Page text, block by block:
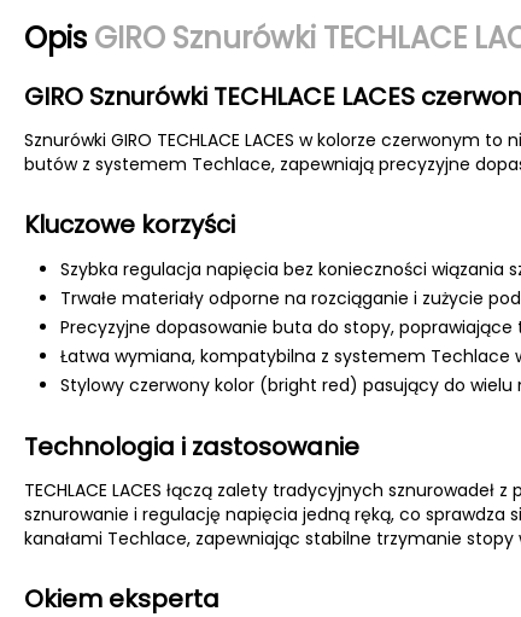
Opis GIRO Sznurówki TECHLACE
GIRO Sznurówki TECHLACE LACES
Sznurówki GIRO TECHLACE LACES w kolorze czerwonym
butów z systemem Techlace, zapewniają precyzyjne
Kluczowe korzyści
Szybka regulacja napięcia bez konieczności wiązania
Trwałe materiały odporne na rozciąganie i zużycie
Precyzyjne dopasowanie buta do stopy,
Łatwa wymiana, kompatybilna z systemem Techlace
Stylowy czerwony kolor (bright red) pasujący do wielu
Technologia i zastosowanie
TECHLACE LACES łączą zalety tradycyjnych
sznurowanie i regulację napięcia jedną ręką, co sprawdza
kanałami Techlace, zapewniając stabilne trzymanie
Okiem eksperta